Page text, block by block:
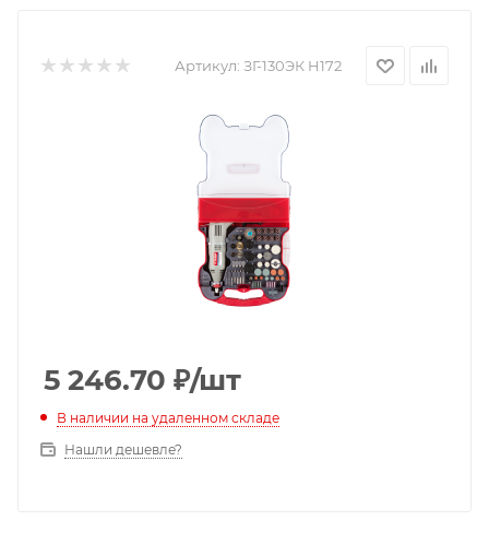
Артикул: ЗГ-130ЭК H172
5 246.70 ₽/шт
В наличии на удаленном складе
Нашли дешевле?